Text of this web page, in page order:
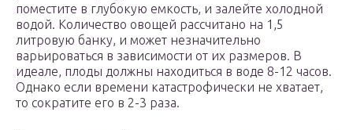
поместите в глубокую емкость, и залейте холодной
водой. Количество овощей рассчитано на 1,5
литровую банку, и может незначительно
варьироваться в зависимости от их размеров. В
идеале, плоды должны находиться в воде 8-12 часов.
Однако если времени катастрофически не хватает,
то сократите его в 2-3 раза.